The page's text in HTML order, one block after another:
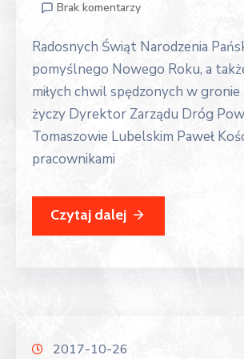
Brak komentarzy
Radosnych Świąt Narodzenia
pomyślnego Nowego Roku, a
miłych chwil spędzonych w gronie
życzy Dyrektor Zarządu Dróg
Tomaszowie Lubelskim Paweł
pracownikami
Czytaj dalej
2017-10-26